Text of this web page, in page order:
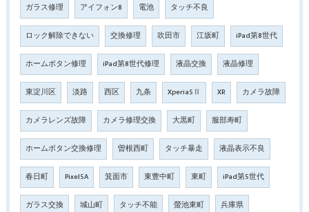
ガラス修理 アイフォン8 電池 タッチ不良
ロック解除できない 交換修理 吹田市 江坂町 iPad第8世代
ホームボタン修理 iPad第8世代修理 液晶交換 液晶修理
東淀川区 淡路 西区 九条 Xperia5Ⅱ XR カメラ故障
カメラレンズ故障 カメラ修理交換 大黒町 服部寿町
ホームボタン交換修理 曽根西町 タッチ暴走 液晶表示不良
春日町 Pixel5A 箕面市 東豊中町 東町 iPad第5世代
ガラス交換 城山町 タッチ不能 螢池東町 兵庫県